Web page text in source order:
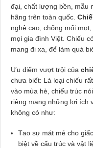
đại, chất lượng bền, mẫu
hãng trên toàn quốc.
nghệ cao, chống mối
mọi gia đình Việt. Chiếu
mang đi xa, để làm quà
Ưu điểm vượt trội của
chưa biết: Là loại chiếu
vào mùa hè, chiếu trúc
riêng mang những lợi ích
không có như:
Tạo sự mát mẻ cho
biệt về cấu trúc và vật